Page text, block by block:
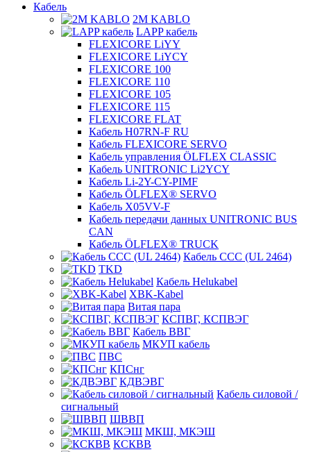
Кабель
2M KABLO
LAPP кабель
FLEXICORE LiYY
FLEXICORE LiYCY
FLEXICORE 100
FLEXICORE 110
FLEXICORE 105
FLEXICORE 115
FLEXICORE FLAT
Кабель H07RN-F RU
Кабель FLEXICORE SERVO
Кабель управления ÖLFLEX CLASSIC
Кабель UNITRONIC Li2YCY
Кабель Li-2Y-CY-PIMF
Кабель ÖLFLEX® SERVO
Кабель X05VV-F
Кабель передачи данных UNITRONIC BUS
CAN
Кабель ÖLFLEX® TRUCK
Кабель CCC (UL 2464)
TKD
Кабель Helukabel
XBK-Kabel
Витая пара
КСПВГ, КСПВЭГ
Кабель ВВГ
МКУП кабель
ПВС
КПСнг
КДВЭВГ
Кабель силовой /
сигнальный
ШВВП
МКШ, МКЭШ
КСКВВ